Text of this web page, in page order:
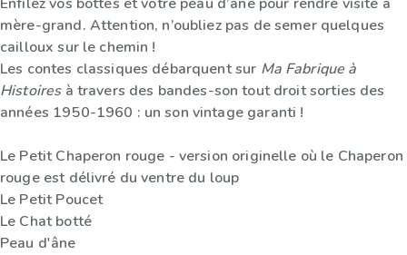
mère-grand. Attention, n’oubliez pas de semer quelques
cailloux sur le chemin !
Les contes classiques débarquent sur Ma Fabrique à
Histoiresà travers des bandes-son tout droit sorties des
années 1950-1960 : un son vintage garanti !
Le Petit Chaperon rouge - version originelle où le Chaperon
rouge est délivré du ventre du loup
Le Petit Poucet
Le Chat botté
Peau d'âne